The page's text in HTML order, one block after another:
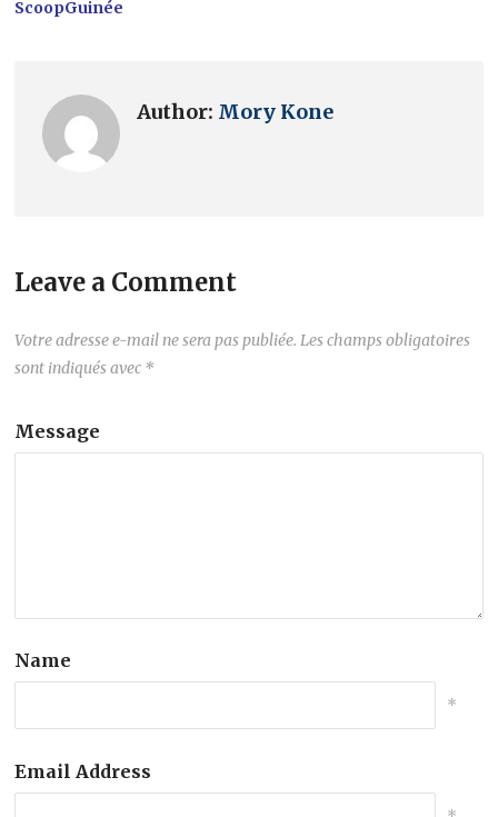
ScoopGuinée
Author: Mory Kone
Leave a Comment
Votre adresse e-mail ne sera pas publiée. Les champs obligatoires
sont indiqués avec *
Message
Name
*
Email Address